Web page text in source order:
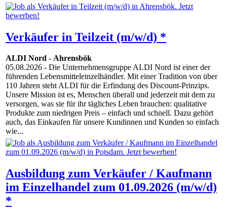
Verkäufer in Teilzeit (m/w/d) *
ALDI Nord - Ahrensbök
05.08.2026 - Die Unternehmensgruppe ALDI Nord ist einer der
führenden Lebensmitteleinzelhändler. Mit einer Tradition von über
110 Jahren steht ALDI für die Erfindung des Discount-Prinzips.
Unsere Mission ist es, Menschen überall und jederzeit mit dem zu
versorgen, was sie für ihr tägliches Leben brauchen: qualitative
Produkte zum niedrigen Preis – einfach und schnell. Dazu gehört
auch, das Einkaufen für unsere Kundinnen und Kunden so einfach
wie...
Ausbildung zum Verkäufer / Kaufmann
im Einzelhandel zum 01.09.2026 (m/w/d)
*